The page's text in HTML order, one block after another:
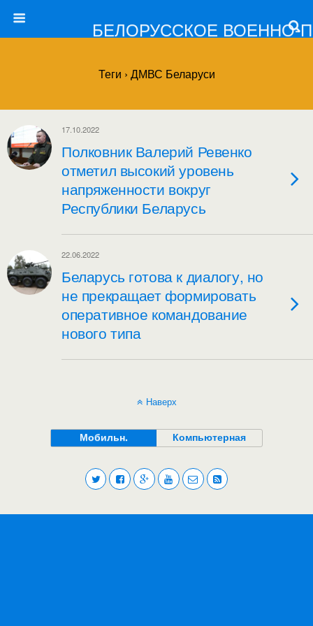
БЕЛОРУССКОЕ ВОЕННО-
Теги › ДМВС Беларуси
17.10.2022
Полковник Валерий Ревенко
отметил высокий уровень
напряженности вокруг
Республики Беларусь
22.06.2022
Беларусь готова к диалогу, но
не прекращает формировать
оперативное командование
нового типа
Наверх
Мобильн. Компьютерная